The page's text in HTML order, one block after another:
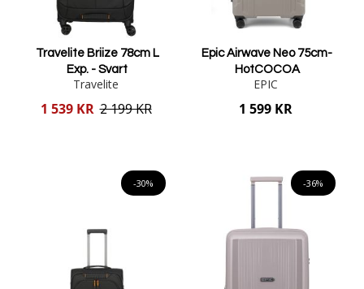
Travelite Briize 78cm L
Exp. - Svart
Travelite
Reducerat
1 539 KR 2 199 KR
Epic Airwave Neo 75cm-
HotCOCOA
EPIC
1 599 KR
-30% -36%